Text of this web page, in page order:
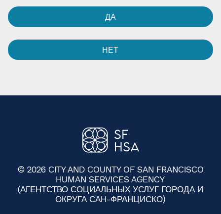
ДА​​
НЕТ​​
© 2026 CITY AND COUNTY OF SAN FRANCISCO
HUMAN SERVICES AGENCY
(АГЕНТСТВО СОЦИАЛЬНЫХ УСЛУГ ГОРОДА И
ОКРУГА САН-ФРАНЦИСКО)​​